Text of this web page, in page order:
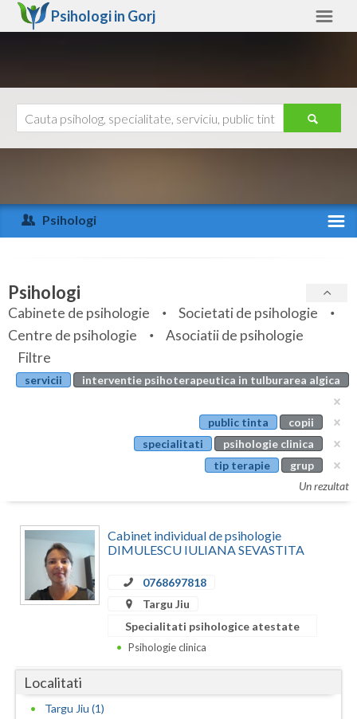
Psihologi in Gorj
Arad
Arges
Bihor
Bistrita-Nasaud
Botosani
Calarasi
Caras-Severin
Cluj
Dambovita
Ajutor
Psihologi
Specialitati
Servicii
Articole
Evenimente
Psihologi
Cabinete de psihologie
Societati de psihologie
Centre de psihologie
Asociatii de psihologie
Filtre
servicii interventie psihoterapeutica in tulburarea algica
public tinta
copii
specialitati
psihologie clinica
tip terapie
grup
Un rezultat
Cabinet individual de psihologie
DIMULESCU IULIANA SEVASTITA
0768697818
Targu Jiu
Specialitati psihologice atestate
Psihologie clinica
Localitati
Targu Jiu (1)